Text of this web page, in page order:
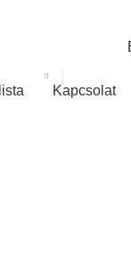
Kapcsolat